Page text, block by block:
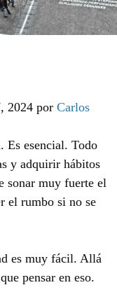
2024 por Carlos
Es esencial. Todo
y adquirir hábitos
sonar muy fuerte el
el rumbo si no se
es muy fácil. Allá
pensar en eso.